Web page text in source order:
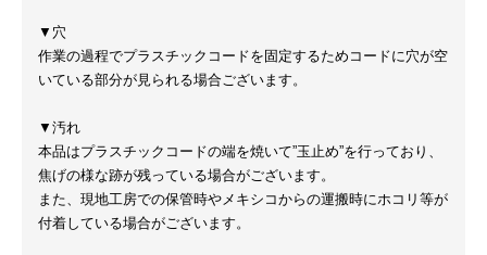
▼穴
作業の過程でプラスチックコードを固定するためコードに穴が空
いている部分が見られる場合ございます。
▼汚れ
本品はプラスチックコードの端を焼いて”玉止め”を行っており、
焦げの様な跡が残っている場合がございます。
また、現地工房での保管時やメキシコからの運搬時にホコリ等が
付着している場合がございます。